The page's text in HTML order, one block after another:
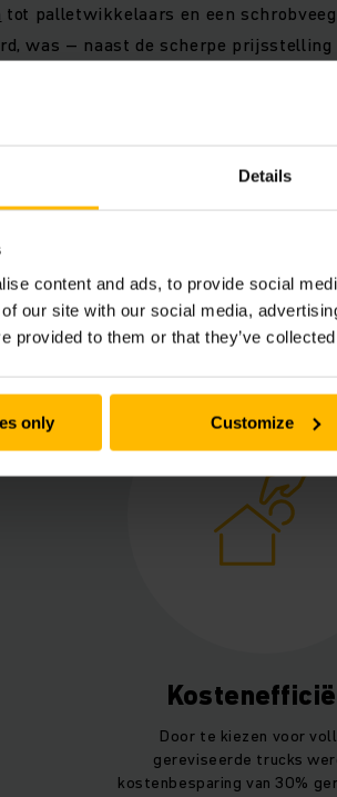
Details
content and ads, to provide social
our site with our social media,
provided to them or that they’ve
only Customize
tot palletwikkelaars en een
was – naast de scherpe
installeerde Jungheinrich
elektrische
te kiezen voor gebruikte, maar
Bogaert hierbij een kostenbesparing
VAHB in één
Door te kiezen voor
gereviseerde trucks
kostenbesparing van 30%